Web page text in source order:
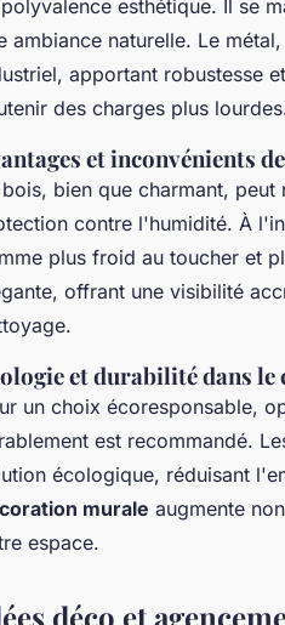
esthétique. Il se
ambiance naturelle. Le
apportant robustesse
des charges plus
et inconvénients
bien que charmant,
contre l'humidité. À
plus froid au toucher et
offrant une visibilité
et durabilité dans le
un choix écoresponsable,
est recommandé.
écologique, réduisant
murale augmente
espace.
déco et